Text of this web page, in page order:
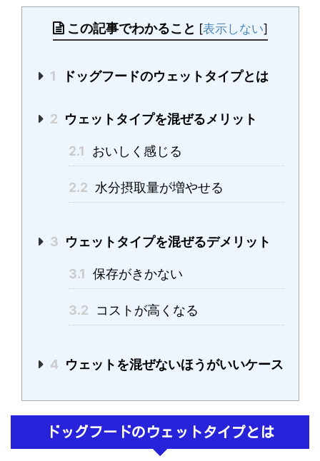
この記事でわかること [表示しない]
1 ドッグフードのウェットタイプとは
2 ウェットタイプを混ぜるメリット
2.1 おいしく感じる
2.2 水分摂取量が増やせる
3 ウェットタイプを混ぜるデメリット
3.1 保存がきかない
3.2 コストが高くなる
4 ウェットを混ぜないほうがいいケース
ドッグフードのウェットタイプとは